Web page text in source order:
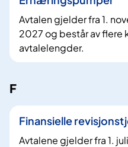
Avtalen gjelder fra 1.
2027 og består av flere
avtalelengder.
F
Finansielle
Avtalene gjelder fra 1.